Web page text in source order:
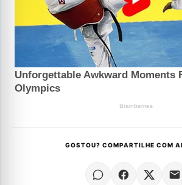
GOSTOU? COMPARTILHE COM